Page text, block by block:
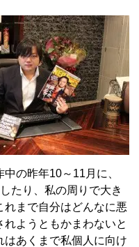
の昨年10～11月に、
たり、私の周りで大き
れまで自分はどんなに悪
ようともかまわないと
はあくまで私個人に向け